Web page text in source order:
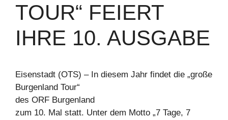
OUR“ FEIERT I
HRE 10. AUSGABE
Eisenstadt (OTS) – In diesem Jahr findet die „große
Burgenland Tour“
des ORF Burgenland
zum 10. Mal statt. Unter dem Motto „7 Tage, 7